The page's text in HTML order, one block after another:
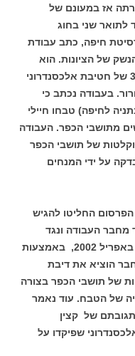
השמחה שרתה אז במעונם של
לתואר שני בחוג
חיפה, כתב עבודת
של הציונות. הוא
גילה טבח שביצעו כביכול חיילי גדוד 33 של חטיבת אלכסנדרוני
בעבודה נכתב כי
לחיפה) טבחו חיילי
לא חמושים מתושבי הכפר. העבודה
של תושבי הכפר
על ידי המנחים
החליטו להגיש
ש"ח נגד מחבר העבודה ונגד
אוניברסיטת חיפה. בתביעה, שהוגשה באפריל 2002, באמצעות
הוציא את דיבת
של תושבי הכפר בצורה
של הטבח. עוד נאמר
של קצין
של חטיבת אלכסנדרוני שפיקדו על